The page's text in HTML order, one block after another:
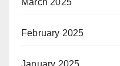
March 2025
February 2025